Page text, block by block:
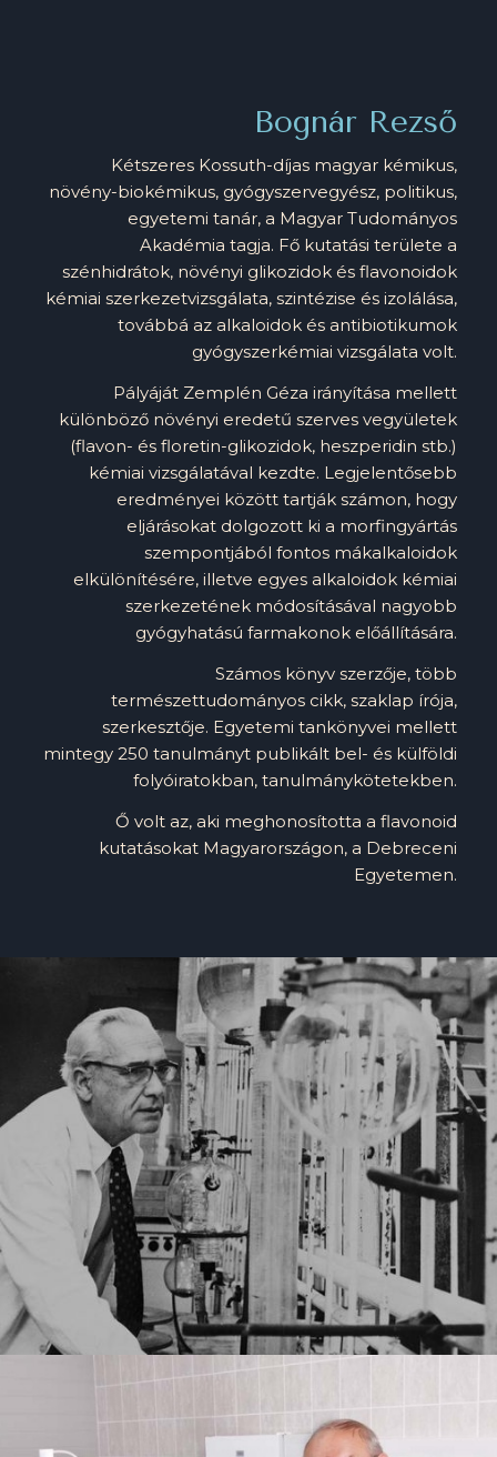
Bognár Rezső
Kétszeres Kossuth-díjas magyar kémikus,
növény-biokémikus, gyógyszervegyész, politikus,
egyetemi tanár, a Magyar Tudományos
Akadémia tagja. Fő kutatási területe a
szénhidrátok, növényi glikozidok és flavonoidok
kémiai szerkezetvizsgálata, szintézise és izolálása,
továbbá az alkaloidok és antibiotikumok
gyógyszerkémiai vizsgálata volt.
Pályáját Zemplén Géza irányítása mellett
különböző növényi eredetű szerves vegyületek
(flavon- és floretin-glikozidok, heszperidin stb.)
kémiai vizsgálatával kezdte. Legjelentősebb
eredményei között tartják számon, hogy
eljárásokat dolgozott ki a morfingyártás
szempontjából fontos mákalkaloidok
elkülönítésére, illetve egyes alkaloidok kémiai
szerkezetének módosításával nagyobb
gyógyhatású farmakonok előállítására.
Számos könyv szerzője, több
természettudományos cikk, szaklap írója,
szerkesztője. Egyetemi tankönyvei mellett
mintegy 250 tanulmányt publikált bel- és külföldi
folyóiratokban, tanulmánykötetekben.
Ő volt az, aki meghonosította a flavonoid
kutatásokat Magyarországon, a Debreceni
Egyetemen.